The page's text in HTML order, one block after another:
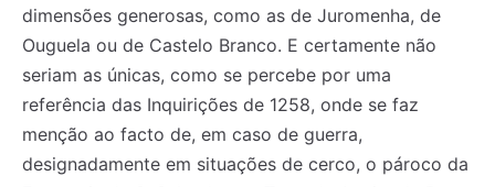
Registe-se na nossa lista de correio e receba mensalmente
Registe-se na nossa lista de correio e receba mensalmente
dimensões generosas, como as de Juromenha, de
Ouguela ou de Castelo Branco. E certamente não
seriam as únicas, como se percebe por uma
referência das Inquirições de 1258, onde se faz
menção ao facto de, em caso de guerra,
designadamente em situações de cerco, o pároco da